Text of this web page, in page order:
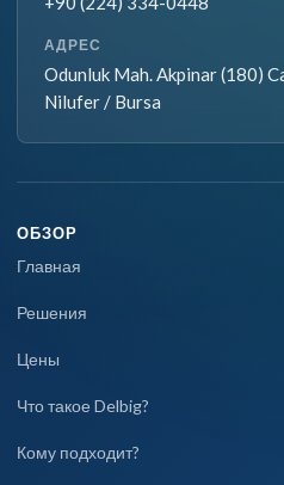
АДРЕС
Odunluk Mah. Akpinar (180)
Nilufer / Bursa
ОБЗОР
Главная
Решения
Цены
Что такое Delbig?
Кому подходит?